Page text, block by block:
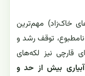
خاک‌زاد) مهم‌ترین
توقف رشد و
قارچی نیز لکه‌های
آبیاری بیش از حد و